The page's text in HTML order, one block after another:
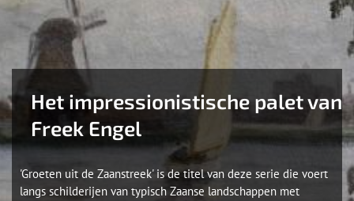
Het impressionistische palet van
Freek Engel
'Groeten uit de Zaanstreek' is de titel van deze serie die voert
langs schilderijen van typisch Zaanse landschappen met